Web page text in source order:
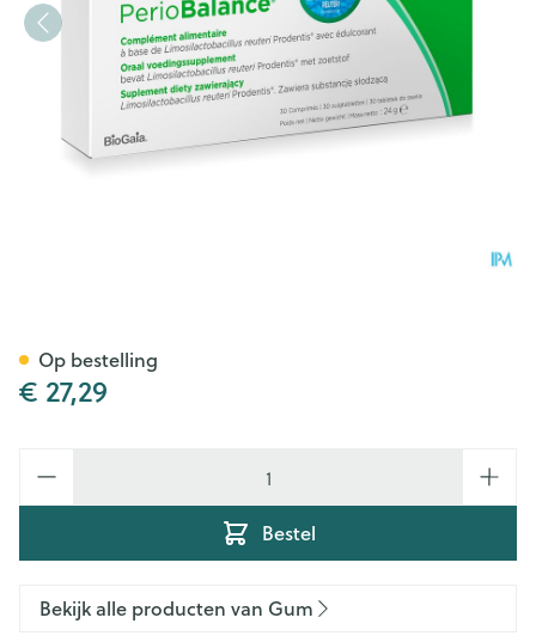
€ 27,29
Bestel
Op bestelling
Bekijk alle producten van Gum